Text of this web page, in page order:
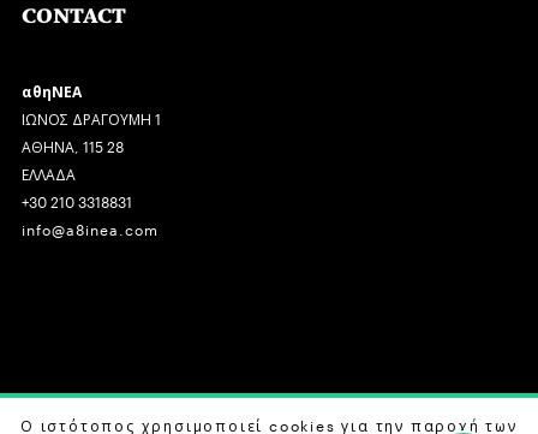
CONTACT
αθηΝΕΑ
ΙΩΝΟΣ ΔΡΑΓΟΥΜΗ 1
ΑΘΗΝΑ, 115 28
ΕΛΛΑΔΑ
+30 210 3318831
info@a8inea.com
COPYRIGHT © 2026 αθηΝΕΑ, ALL RIGHTS RESERVED.
Ο ιστότοπος χρησιμοποιεί cookies για την παροχή των